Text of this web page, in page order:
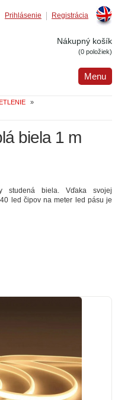
Registrácia
Prihlásenie
Nákupný košík
(0 položiek)
Menu
»
biela 1 m
studená biela. Vďaka svojej
led čipov na meter led pásu je